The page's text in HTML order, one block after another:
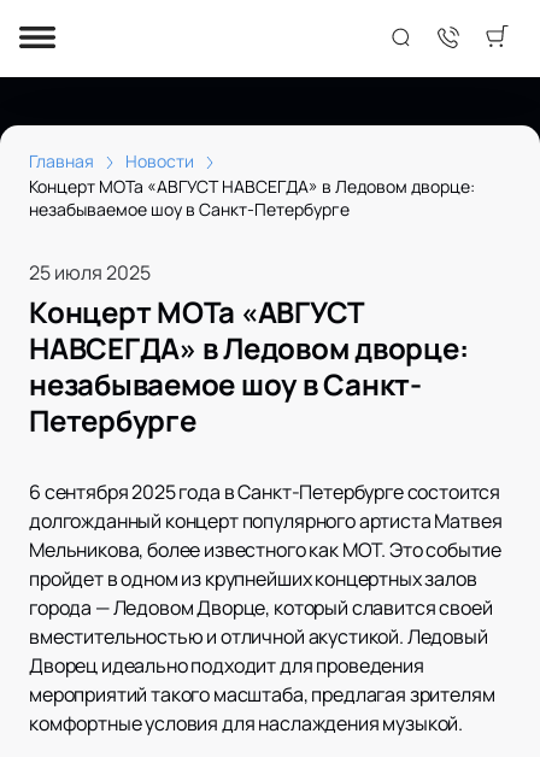
Главная
Новости
Концерт МОТа «АВГУСТ НАВСЕГДА» в Ледовом дворце:
незабываемое шоу в Санкт-Петербурге
25 июля 2025
Концерт МОТа «АВГУСТ
НАВСЕГДА» в Ледовом дворце:
незабываемое шоу в Санкт-
Петербурге
6 сентября 2025 года в Санкт-Петербурге состоится
долгожданный концерт популярного артиста Матвея
Мельникова, более известного как МОТ. Это событие
пройдет в одном из крупнейших концертных залов
города — Ледовом Дворце, который славится своей
вместительностью и отличной акустикой. Ледовый
Дворец идеально подходит для проведения
мероприятий такого масштаба, предлагая зрителям
комфортные условия для наслаждения музыкой.